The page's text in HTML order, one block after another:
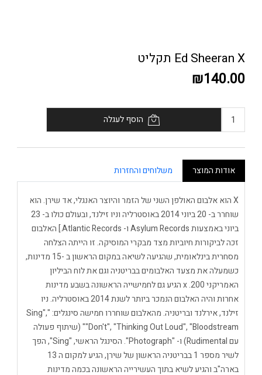
Ed Sheeran X תקליט
₪140.00
הוסף לעגלה
אודות המוצר משלוחים והחזרות
X הוא אלבום האולפן השני של הזמר והיוצר האנגלי, אד שירן. הוא
שוחרר ב- 20 ביוני 2014 באוסטרליה וניו זילנד, ובעולם כולו ב- 23
ביוני באמצעות Asylum Records ו- Atlantic Records.] האלבום
זכה לביקורות חיוביות מצד מבקרי המוסיקה. זו הייתה הצלחה
מסחרית בינלאומית, שהגיעה לשיאה במקום הראשון ב -15 מדינות,
כשמעלה את מצעד האלבומים בבריטניה וגם את לוח הביליון
האמריקני 200. x הגיע גם לחמישייה הראשונה בשבע מדינות
אחרות והיה האלבום הנמכר ביותר לשנת 2014 באוסטרליה. ניו
זילנד, אירלנד ובריטניה. מהאלבום שוחררו חמישה סינגלים: "Sing",
"Don't", "Thinking Out Loud", "Bloodstream" (שיתוף פעולה
עם Rudimental) ו- "Photograph". הסינגל הראשי, "Sing", הפך
לשיר מספר 1 בבריטניה הראשון של שירן, הגיע למקום ה 13
בארה"ב והגיע לשיא בתוך העשירייה הראשונה בכמה מדינות